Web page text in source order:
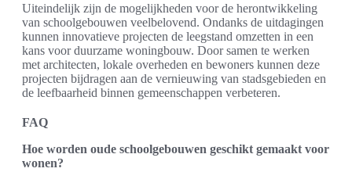
Uiteindelijk zijn de mogelijkheden voor de herontwikkeling
van schoolgebouwen veelbelovend. Ondanks de uitdagingen
kunnen innovatieve projecten de leegstand omzetten in een
kans voor duurzame woningbouw. Door samen te werken
met architecten, lokale overheden en bewoners kunnen deze
projecten bijdragen aan de vernieuwing van stadsgebieden en
de leefbaarheid binnen gemeenschappen verbeteren.
FAQ
Hoe worden oude schoolgebouwen geschikt gemaakt voor
wonen?